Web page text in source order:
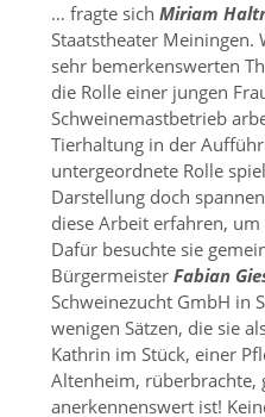
… fragte sich Miriam
Staatstheater Meiningen.
sehr bemerkenswerten
die Rolle einer jungen
Schweinemastbetrieb
Tierhaltung in der
untergeordnete Rolle
Darstellung doch
diese Arbeit erfahren,
Dafür besuchte sie
Bürgermeister Fabian
Schweinezucht GmbH in
wenigen Sätzen, die sie
Kathrin im Stück, einer
Altenheim, rüberbrachte,
anerkennenswert ist!